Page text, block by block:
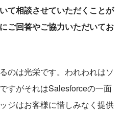
て相談させていただくことが
ご回答やご協力いただいてお
は光栄です。われわれはソ
すがそれはSalesforceの一面
ジはお客様に惜しみなく提供